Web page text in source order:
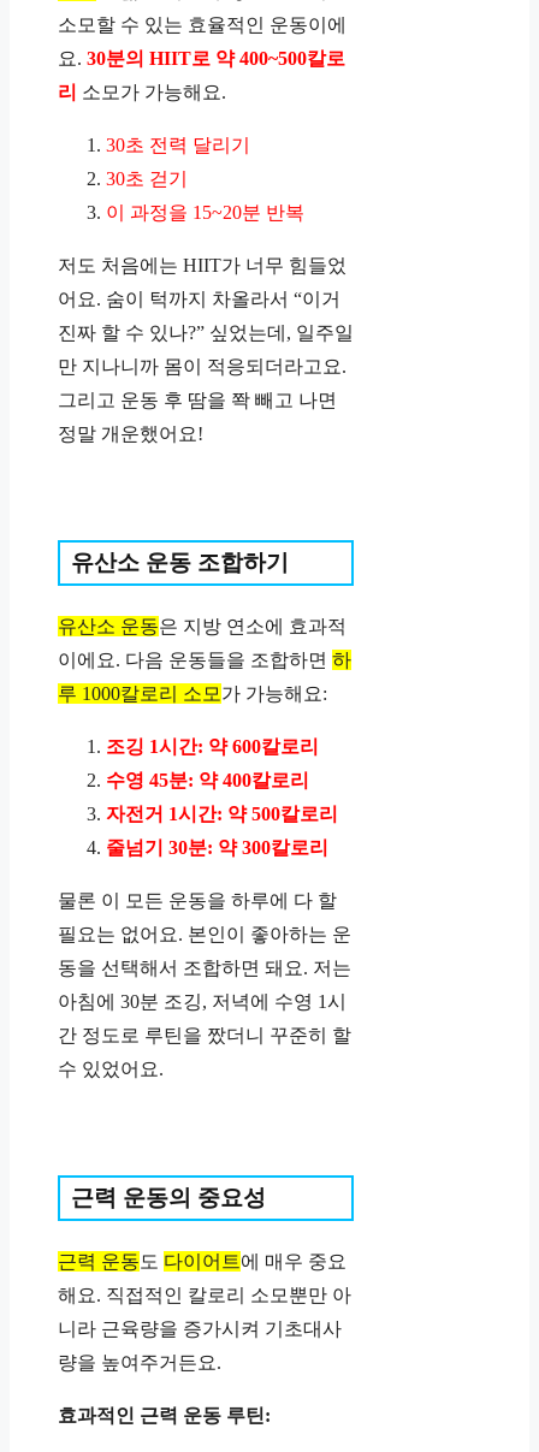
소모할 수 있는 효율적인 운동이에
요. 30분의 HIIT로 약 400~500칼로
리 소모가 가능해요.
30초 전력 달리기
30초 걷기
이 과정을 15~20분 반복
저도 처음에는 HIIT가 너무 힘들었
어요. 숨이 턱까지 차올라서 “이거
진짜 할 수 있나?” 싶었는데, 일주일
만 지나니까 몸이 적응되더라고요.
그리고 운동 후 땀을 쫙 빼고 나면
정말 개운했어요!
유산소 운동 조합하기
유산소 운동은 지방 연소에 효과적
이에요. 다음 운동들을 조합하면 하
루 1000칼로리 소모 가 가능해요:
조깅 1시간: 약 600칼로리
수영 45분: 약 400칼로리
자전거 1시간: 약 500칼로리
줄넘기 30분: 약 300칼로리
물론 이 모든 운동을 하루에 다 할
필요는 없어요. 본인이 좋아하는 운
동을 선택해서 조합하면 돼요. 저는
아침에 30분 조깅, 저녁에 수영 1시
간 정도로 루틴을 짰더니 꾸준히 할
수 있었어요.
근력 운동의 중요성
근력 운동 도 다이어트에 매우 중요
해요. 직접적인 칼로리 소모뿐만 아
니라 근육량을 증가시켜 기초대사
량을 높여주거든요.
효과적인 근력 운동 루틴: